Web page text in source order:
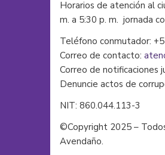
Horarios de atención al
m. a 5:30 p. m. jornada
Teléfono conmutador:
Correo de contacto:
Correo de notificaciones
Denuncie actos de
NIT: 860.044.113-3
©Copyright 2025 –
Avendaño.